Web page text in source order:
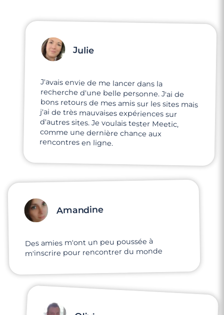
4 minutes
Rencontre à Bourg-la-Reine
3 minutes
Julie
J'avais envie de me lancer dans la
recherche d'une belle personne. J'ai de
bons retours de mes amis sur les sites mais
j'ai de très mauvaises expériences sur
d'autres sites. Je voulais tester Meetic,
comme une dernière chance aux
rencontres en ligne.
Amandine
Des amies m'ont un peu poussée à
m'inscrire pour rencontrer du monde